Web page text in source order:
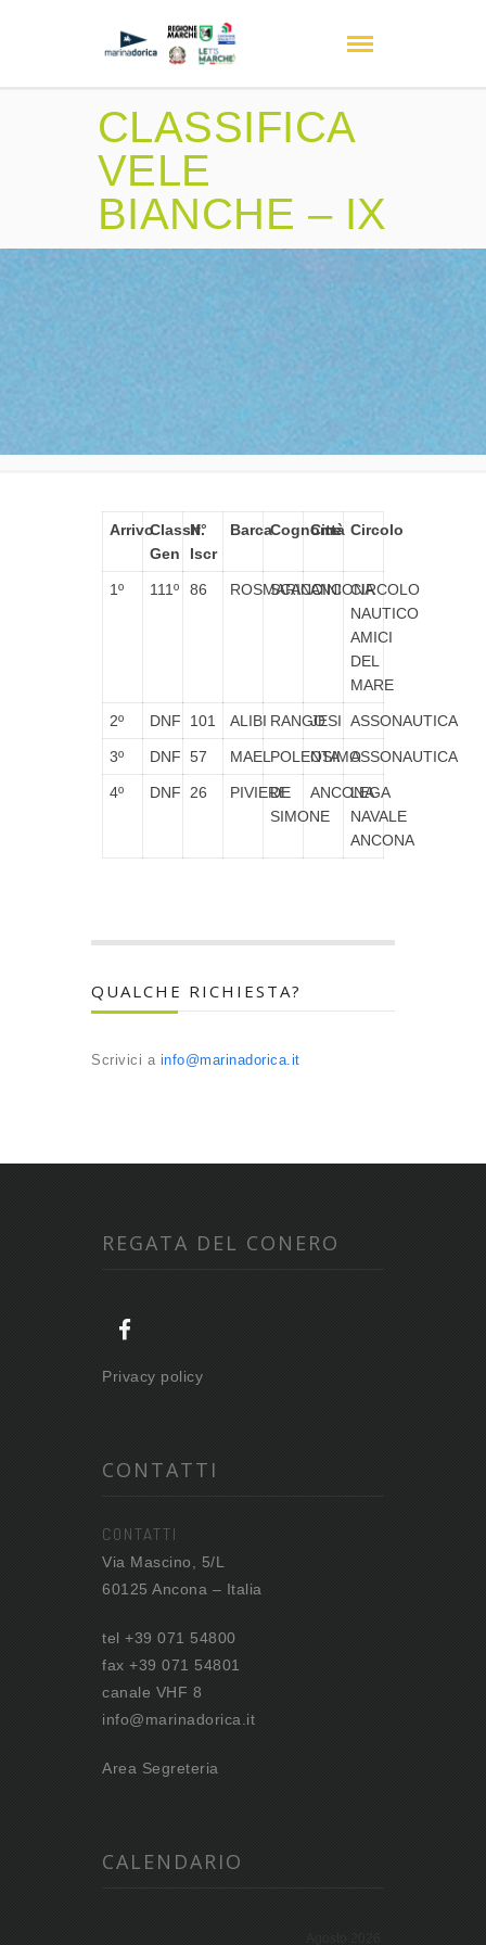
CLASSIFICA
VELE
BIANCHE – IX
ArrivoClassif.
Gen
N°
Iscr
BarcaCognome
Città Circolo
1º 111º 86 ROSMARINO
SCACCINIANCONACIRCOLO
NAUTICO
AMICI
DEL
MARE
2º DNF 101 ALIBI RANGOJESI ASSONAUTICA
3º DNF 57 MAEL POLENTA
OSIMOASSONAUTICA
4º DNF 26 PIVIERE
DE
SIMONE
ANCONA
LEGA
NAVALE
ANCONA
QUALCHE RICHIESTA?
Scrivici a info@marinadorica.it
REGATA DEL CONERO
Privacy policy
CONTATTI
CONTATTI
Via Mascino, 5/L
60125 Ancona – Italia
tel +39 071 54800
fax +39 071 54801
canale VHF 8
info@marinadorica.it
Area Segreteria
CALENDARIO